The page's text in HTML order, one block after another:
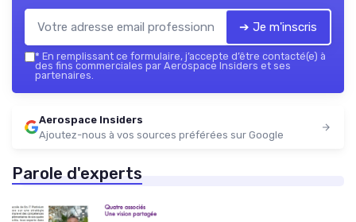
➔ Je m'inscris
* En remplissant ce formulaire, j’accepte d’être contacté(e) à
des fins commerciales par Aerospace Insiders et ses
partenaires.
Aerospace Insiders
Ajoutez-nous à vos sources préférées sur Google
Parole d'experts